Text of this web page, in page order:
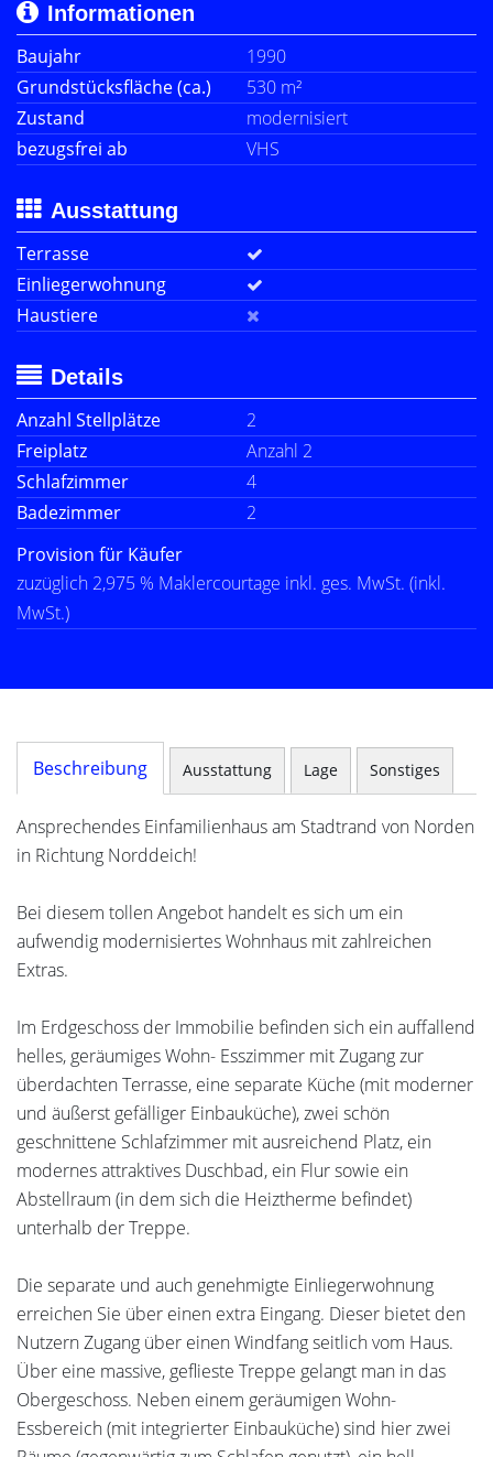
Informationen
Baujahr
1990
Grundstücksfläche (ca.)
530 m²
Zustand
modernisiert
bezugsfrei ab
VHS
Ausstattung
Terrasse
Einliegerwohnung
Haustiere
Details
Anzahl Stellplätze
2
Freiplatz
Anzahl 2
Schlafzimmer
4
Badezimmer
2
Provision für Käufer
zuzüglich 2,975 % Maklercourtage inkl. ges. MwSt. (inkl.
MwSt.)
Beschreibung Ausstattung Lage Sonstiges
Ansprechendes Einfamilienhaus am Stadtrand von Norden
in Richtung Norddeich!
Bei diesem tollen Angebot handelt es sich um ein
aufwendig modernisiertes Wohnhaus mit zahlreichen
Extras.
Im Erdgeschoss der Immobilie befinden sich ein auffallend
helles, geräumiges Wohn- Esszimmer mit Zugang zur
überdachten Terrasse, eine separate Küche (mit moderner
und äußerst gefälliger Einbauküche), zwei schön
geschnittene Schlafzimmer mit ausreichend Platz, ein
modernes attraktives Duschbad, ein Flur sowie ein
Abstellraum (in dem sich die Heiztherme befindet)
unterhalb der Treppe.
Die separate und auch genehmigte Einliegerwohnung
erreichen Sie über einen extra Eingang. Dieser bietet den
Nutzern Zugang über einen Windfang seitlich vom Haus.
Über eine massive, geflieste Treppe gelangt man in das
Obergeschoss. Neben einem geräumigen Wohn-
Essbereich (mit integrierter Einbauküche) sind hier zwei